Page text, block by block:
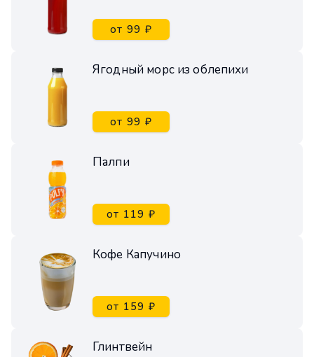
от 99 ₽
Ягодный морс из облепихи
от 99 ₽
Палпи
от 119 ₽
Кофе Капучино
от 159 ₽
Глинтвейн